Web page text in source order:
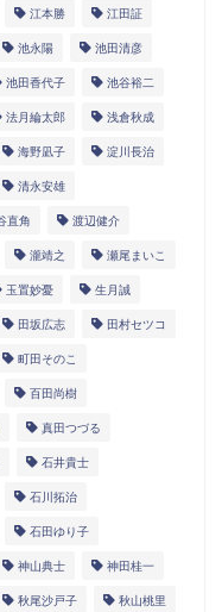
江本勝 江田証
池永陽 池田清彦
池田香代子 池谷裕二
法月綸太郎 浅倉秋成
海野凪子 淀川長治
清永安雄
直角 渡辺健介
瀧靖之 瀬尾まいこ
玉置妙憂 生月誠
田坂広志 田村セツコ
町田そのこ
百田尚樹
真田つづる
石井貴士
石川拓治
石田ゆり子
神山典士 神田桂一
秋尾沙戸子 秋山桃里